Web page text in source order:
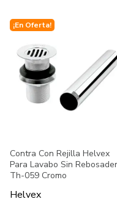
¡En Oferta!
Contra Con Rejilla Helvex
Para Lavabo Sin
Th-059 Cromo
Helvex